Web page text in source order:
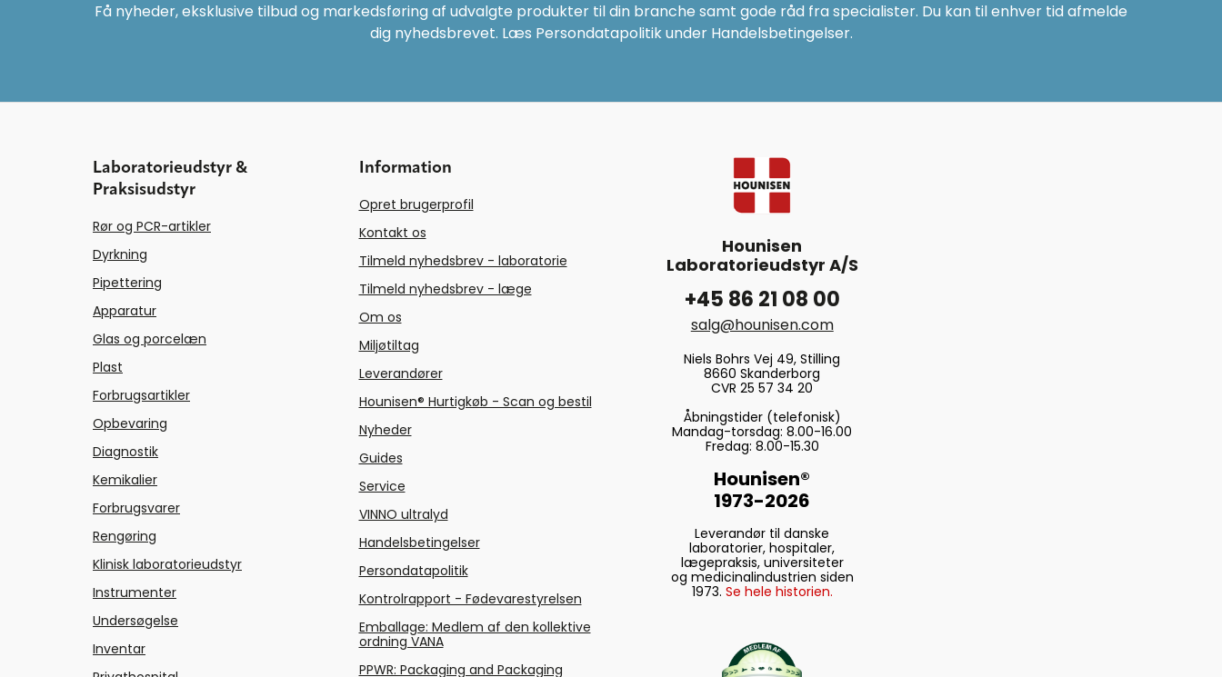
Få nyheder, eksklusive tilbud og markedsføring af udvalgte produkter til din branche samt gode råd fra specialister. Du kan til enhver tid afmelde
dig nyhedsbrevet. Læs Persondatapolitik under Handelsbetingelser.
Laboratorieudstyr &
Praksisudstyr
Rør og PCR-artikler
Dyrkning
Pipettering
Apparatur
Glas og porcelæn
Plast
Forbrugsartikler
Opbevaring
Diagnostik
Kemikalier
Forbrugsvarer
Rengøring
Klinisk laboratorieudstyr
Instrumenter
Undersøgelse
Inventar
Information
Opret brugerprofil
Kontakt os
Tilmeld nyhedsbrev - laboratorie
Tilmeld nyhedsbrev - læge
Om os
Miljøtiltag
Leverandører
Hounisen® Hurtigkøb - Scan og bestil
Nyheder
Guides
Service
VINNO ultralyd
Handelsbetingelser
Persondatapolitik
Kontrolrapport - Fødevarestyrelsen
Emballage: Medlem af den kollektive
ordning VANA
PPWR: Packaging and Packaging
Hounisen
Laboratorieudstyr A/S
+45 86 21 08 00
salg@hounisen.com
Niels Bohrs Vej 49, Stilling
8660 Skanderborg
CVR 25 57 34 20
Åbningstider (telefonisk)
Mandag-torsdag: 8.00-16.00
Fredag: 8.00-15.30
Hounisen®
1973-2026
Leverandør til danske
laboratorier, hospitaler,
lægepraksis, universiteter
og medicinalindustrien siden
1973. Se hele historien.